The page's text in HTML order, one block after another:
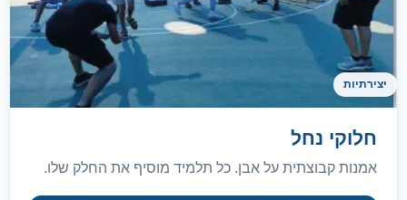
יצירתיות
חלוקי נחל
אמנות קבוצתית על אבן. כל תלמיד מוסיף את החלק שלו.